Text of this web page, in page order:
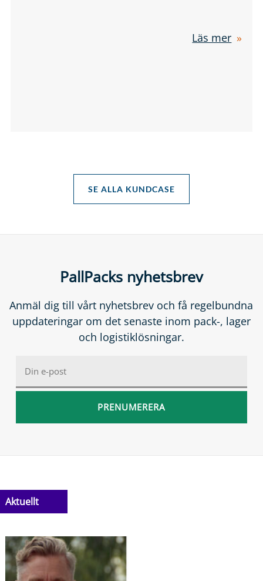
Läs mer
SE ALLA KUNDCASE
PallPacks nyhetsbrev
Anmäl dig till vårt nyhetsbrev och få regelbundna
uppdateringar om det senaste inom pack-, lager
och logistiklösningar.
Aktuellt